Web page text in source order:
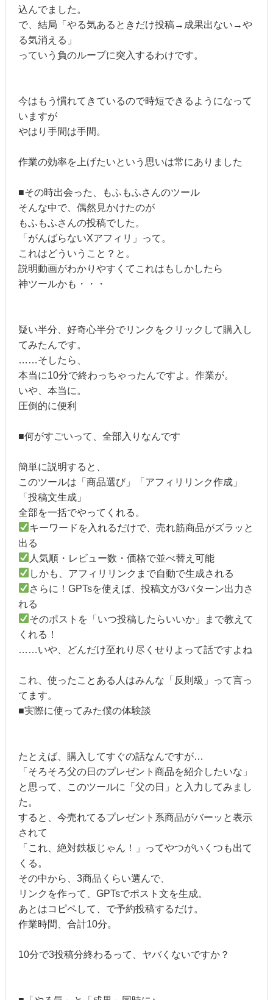
込んでました。
で、結局「やる気あるときだけ投稿→成果出ない→や
る気消える」
っていう負のループに突入するわけです。
今はもう慣れてきているので時短できるようになって
いますが
やはり手間は手間。
作業の効率を上げたいという思いは常にありました
■その時出会った、もふもふさんのツール
そんな中で、偶然見かけたのが
もふもふさんの投稿でした。
「がんばらないXアフィリ」って。
これはどういうこと？と。
説明動画がわかりやすくてこれはもしかしたら
神ツールかも・・・
疑い半分、好奇心半分でリンクをクリックして購入し
てみたんです。
……そしたら、
本当に10分で終わっちゃったんですよ。作業が。
いや、本当に。
圧倒的に便利
■何がすごいって、全部入りなんです
簡単に説明すると、
このツールは「商品選び」「アフィリリンク作成」
「投稿文生成」
全部を一括でやってくれる。
キーワードを入れるだけで、売れ筋商品がズラッと
出る
人気順・レビュー数・価格で並べ替え可能
しかも、アフィリリンクまで自動で生成される
さらに！GPTsを使えば、投稿文が3パターン出力さ
れる
そのポストを「いつ投稿したらいいか」まで教えて
くれる！
……いや、どんだけ至れり尽くせりよって話ですよね
これ、使ったことある人はみんな「反則級」って言っ
てます。
■実際に使ってみた僕の体験談
たとえば、購入してすぐの話なんですが…
「そろそろ父の日のプレゼント商品を紹介したいな」
と思って、このツールに「父の日」と入力してみまし
た。
すると、今売れてるプレゼント系商品がバーッと表示
されて
「これ、絶対鉄板じゃん！」ってやつがいくつも出て
くる。
その中から、3商品くらい選んで、
リンクを作って、GPTsでポスト文を生成。
あとはコピペして、で予約投稿するだけ。
作業時間、合計10分。
10分で3投稿分終わるって、ヤバくないですか？